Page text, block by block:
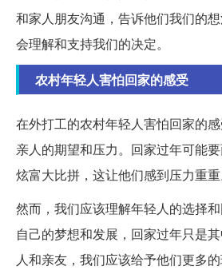
和家人朋友沟通，告诉他们我们的
会理解和支持我们的决定。
农村年轻人害怕回家的感受
在外打工的农村年轻人害怕回家的
亲人的期望和压力。回家过年可能
炫富大比拼，这让他们感到压力重重
然而，我们应该理解年轻人的选择
自己的梦想和发展，回家过年只是
人和亲友，我们应该给予他们更多